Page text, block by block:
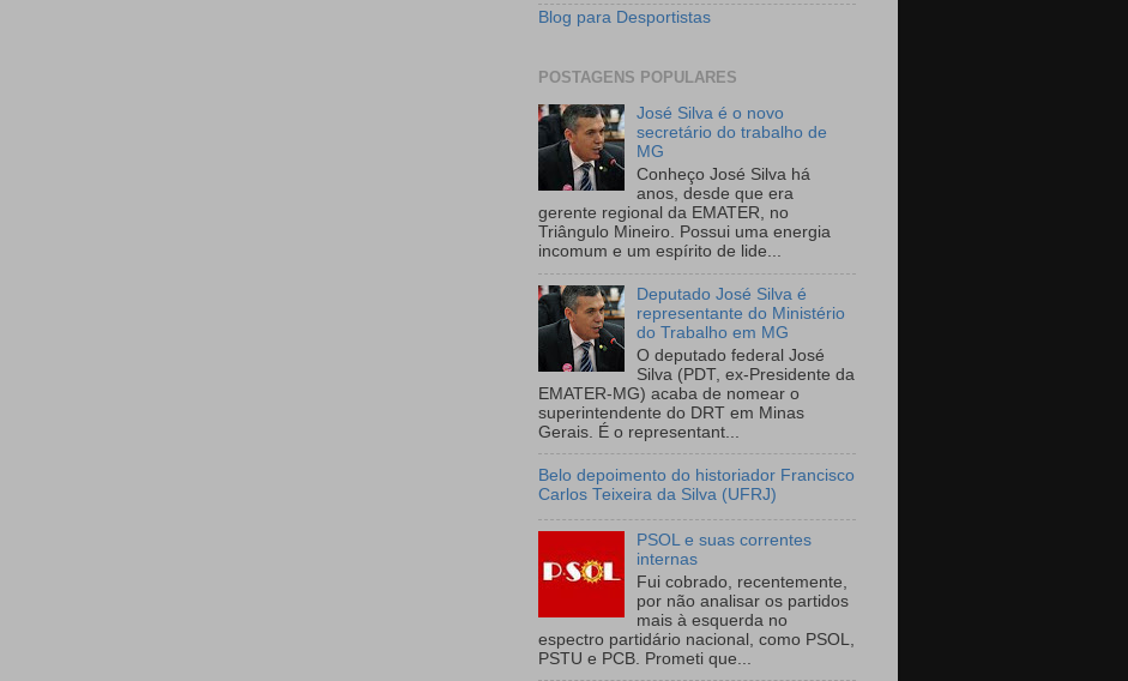
Blog para Desportistas
POSTAGENS POPULARES
José Silva é o novo
secretário do trabalho de
MG
Conheço José Silva há
anos, desde que era
gerente regional da EMATER, no
Triângulo Mineiro. Possui uma energia
incomum e um espírito de lide...
Deputado José Silva é
representante do Ministério
do Trabalho em MG
O deputado federal José
Silva (PDT, ex-Presidente da
EMATER-MG) acaba de nomear o
superintendente do DRT em Minas
Gerais. É o representant...
Belo depoimento do historiador Francisco
Carlos Teixeira da Silva (UFRJ)
PSOL e suas correntes
internas
Fui cobrado, recentemente,
por não analisar os partidos
mais à esquerda no
espectro partidário nacional, como PSOL,
PSTU e PCB. Prometi que...